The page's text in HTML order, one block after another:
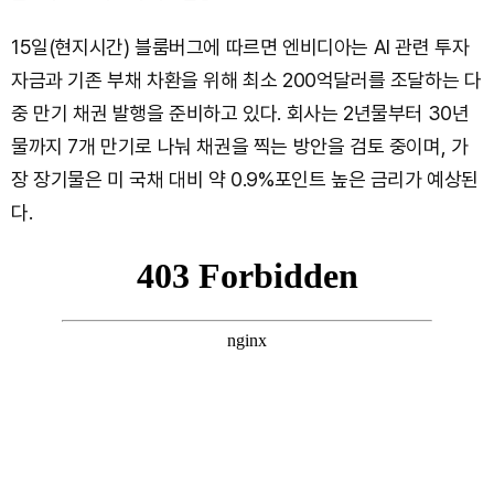
15일(현지시간) 블룸버그에 따르면 엔비디아는 AI 관련 투자
자금과 기존 부채 차환을 위해 최소 200억달러를 조달하는 다
중 만기 채권 발행을 준비하고 있다. 회사는 2년물부터 30년
물까지 7개 만기로 나눠 채권을 찍는 방안을 검토 중이며, 가
장 장기물은 미 국채 대비 약 0.9%포인트 높은 금리가 예상된
다.